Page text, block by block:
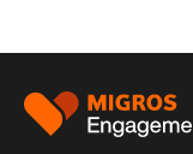
Pied
page